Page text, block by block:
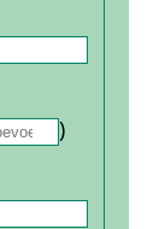
)